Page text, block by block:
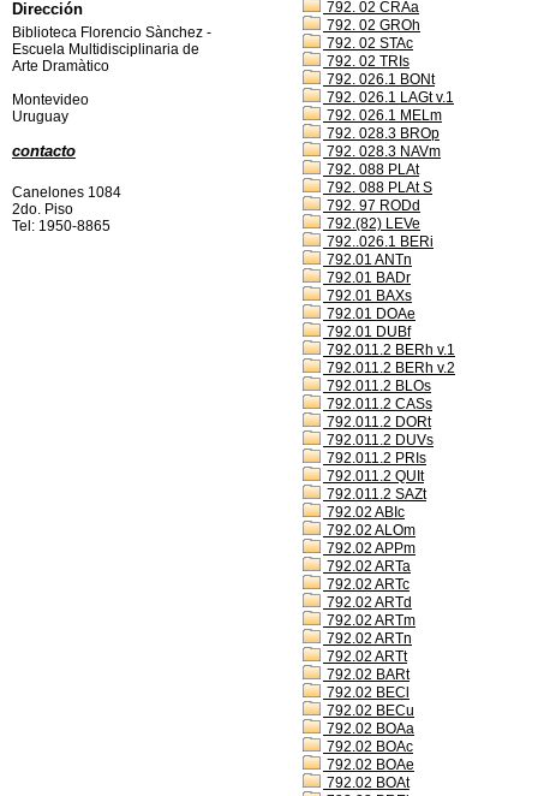
792. 02 CRAa
792. 02 GROh
792. 02 STAc
792. 02 TRIs
792. 026.1 BONt
792. 026.1 LAGt v.1
792. 026.1 MELm
792. 028.3 BROp
792. 028.3 NAVm
792. 088 PLAt
792. 088 PLAt S
792. 97 RODd
792.(82) LEVe
792..026.1 BERi
792.01 ANTn
792.01 BADr
792.01 BAXs
792.01 DOAe
792.01 DUBf
792.011.2 BERh v.1
792.011.2 BERh v.2
792.011.2 BLOs
792.011.2 CASs
792.011.2 DORt
792.011.2 DUVs
792.011.2 PRIs
792.011.2 QUIt
792.011.2 SAZt
792.02 ABIc
792.02 ALOm
792.02 APPm
792.02 ARTa
792.02 ARTc
792.02 ARTd
792.02 ARTm
792.02 ARTn
792.02 ARTt
792.02 BARt
792.02 BECl
792.02 BECu
792.02 BOAa
792.02 BOAc
792.02 BOAe
792.02 BOAt
Dirección
Biblioteca Florencio Sànchez -
Escuela Multidisciplinaria de
Arte Dramàtico
Montevideo
Uruguay
contacto
Canelones 1084
2do. Piso
Tel: 1950-8865